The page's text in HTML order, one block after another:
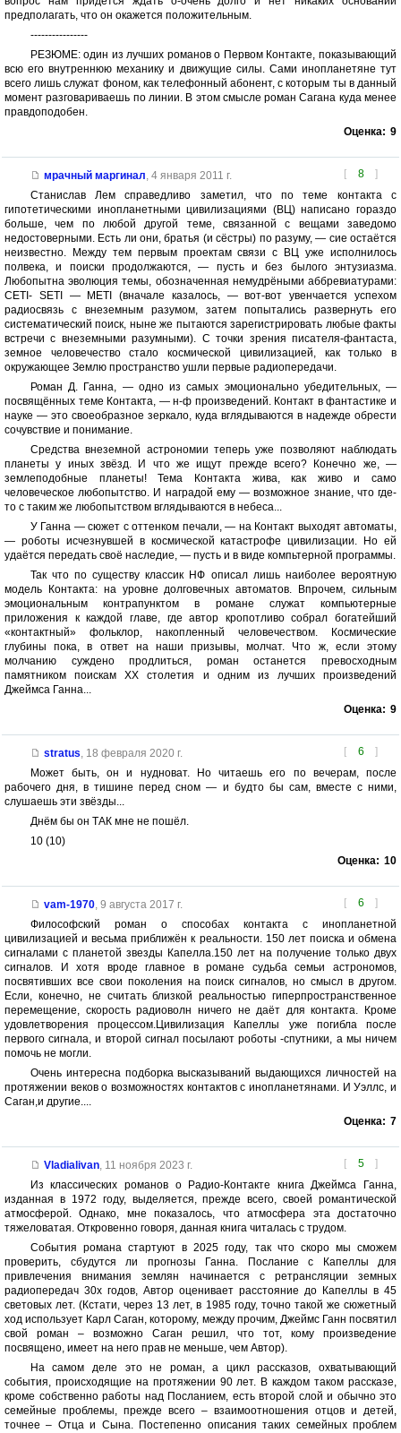
предполагать, что он окажется положительным.
----------------
РЕЗЮМЕ: один из лучших романов о Первом Контакте, показывающий
всю его внутреннюю механику и движущие силы. Сами инопланетяне тут
всего лишь служат фоном, как телефонный абонент, с которым ты в данный
момент разговариваешь по линии. В этом смысле роман Сагана куда менее
правдоподобен.
Оценка: 9
[ 8 ]
мрачный маргинал, 4 января 2011 г.
Станислав Лем справедливо заметил, что по теме контакта с
гипотетическими инопланетными цивилизациями (ВЦ) написано гораздо
больше, чем по любой другой теме, связанной с вещами заведомо
недостоверными. Есть ли они, братья (и сёстры) по разуму, — сие остаётся
неизвестно. Между тем первым проектам связи с ВЦ уже исполнилось
полвека, и поиски продолжаются, — пусть и без былого энтузиазма.
Любопытна эволюция темы, обозначенная немудрёными аббревиатурами:
CETI- SETI — METI (вначале казалось, — вот-вот увенчается успехом
радиосвязь с внеземным разумом, затем попытались развернуть его
систематический поиск, ныне же пытаются зарегистрировать любые факты
встречи с внеземными разумными). С точки зрения писателя-фантаста,
земное человечество стало космической цивилизацией, как только в
окружающее Землю пространство ушли первые радиопередачи.
Роман Д. Ганна, — одно из самых эмоционально убедительных, —
посвящённых теме Контакта, — н-ф произведений. Контакт в фантастике и
науке — это своеобразное зеркало, куда вглядываются в надежде обрести
сочувствие и понимание.
Средства внеземной астрономии теперь уже позволяют наблюдать
планеты у иных звёзд. И что же ищут прежде всего? Конечно же, —
землеподобные планеты! Тема Контакта жива, как живо и само
человеческое любопытство. И наградой ему — возможное знание, что где-
то с таким же любопытством вглядываются в небеса...
У Ганна — сюжет с оттенком печали, — на Контакт выходят автоматы,
— роботы исчезнувшей в космической катастрофе цивилизации. Но ей
удаётся передать своё наследие, — пусть и в виде компьтерной программы.
Так что по существу классик НФ описал лишь наиболее вероятную
модель Контакта: на уровне долговечных автоматов. Впрочем, сильным
эмоциональным контрапунктом в романе служат компьютерные
приложения к каждой главе, где автор кропотливо собрал богатейший
«контактный» фольклор, накопленный человечеством. Космические
глубины пока, в ответ на наши призывы, молчат. Что ж, если этому
молчанию суждено продлиться, роман останется превосходным
памятником поискам ХХ столетия и одним из лучших произведений
Джеймса Ганна...
Оценка: 9
[ 6 ]
stratus, 18 февраля 2020 г.
Может быть, он и нудноват. Но читаешь его по вечерам, после
рабочего дня, в тишине перед сном — и будто бы сам, вместе с ними,
слушаешь эти звёзды...
Днём бы он ТАК мне не пошёл.
10 (10)
Оценка: 10
[ 6 ]
vam-1970, 9 августа 2017 г.
Философский роман о способах контакта с инопланетной
цивилизацией и весьма приближён к реальности. 150 лет поиска и обмена
сигналами с планетой звезды Капелла.150 лет на получение только двух
сигналов. И хотя вроде главное в романе судьба семьи астрономов,
посвятивших все свои поколения на поиск сигналов, но смысл в другом.
Если, конечно, не считать близкой реальностью гиперпространственное
перемещение, скорость радиоволн ничего не даёт для контакта. Кроме
удовлетворения процессом.Цивилизация Капеллы уже погибла после
первого сигнала, и второй сигнал посылают роботы -спутники, а мы ничем
помочь не могли.
Очень интересна подборка высказываний выдающихся личностей на
протяжении веков о возможностях контактов с инопланетянами. И Уэллс, и
Саган,и другие....
Оценка: 7
[ 5 ]
Vladialivan, 11 ноября 2023 г.
Из классических романов о Радио-Контакте книга Джеймса Ганна,
изданная в 1972 году, выделяется, прежде всего, своей романтической
атмосферой. Однако, мне показалось, что атмосфера эта достаточно
тяжеловатая. Откровенно говоря, данная книга читалась с трудом.
События романа стартуют в 2025 году, так что скоро мы сможем
проверить, сбудутся ли прогнозы Ганна. Послание с Капеллы для
привлечения внимания землян начинается с ретрансляции земных
радиопередач 30х годов, Автор оценивает расстояние до Капеллы в 45
световых лет. (Кстати, через 13 лет, в 1985 году, точно такой же сюжетный
ход использует Карл Саган, которому, между прочим, Джеймс Ганн посвятил
свой роман – возможно Саган решил, что тот, кому произведение
посвящено, имеет на него прав не меньше, чем Автор).
На самом деле это не роман, а цикл рассказов, охватывающий
события, происходящие на протяжении 90 лет. В каждом таком рассказе,
кроме собственно работы над Посланием, есть второй слой и обычно это
семейные проблемы, прежде всего – взаимоотношения отцов и детей,
точнее – Отца и Сына. Постепенно описания таких семейных проблем